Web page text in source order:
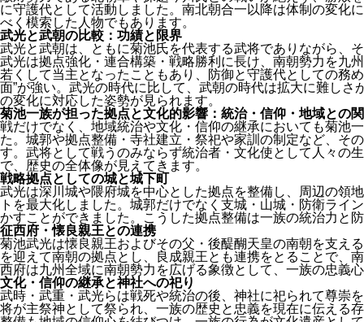
に守護代として活動しました。南北朝合一以降は体制の変化
べく模索した人物でもあります。
武光と武朝の比較：功績と限界
武光と武朝は、ともに菊池氏を代表する武将でありながら、
武光は拠点強化・連合構築・戦略勝利に長け、南朝勢力を九
若くして当主となったこともあり、防御と守護代としての務
面”が強い。武光の時代に比して、武朝の時代は拡大に難し
の変化に対応した姿勢が見られます。
菊池一族が担った拠点と文化的影響：統治・信仰・地域との
戦だけでなく、地域統治や文化・信仰の継承においても菊池
た。城郭や拠点整備・寺社建立・祭祀や家訓の制定など、そ
す。武将として戦うのみならず統治者・文化使として人々の
で、歴史の全体像が見えてきます。
戦略拠点としての城と城下町
武光は深川城や隈府城を中心とした拠点を整備し、周辺の領
トを最大化しました。城郭だけでなく支城・山城・防衛ライ
かすことができました。こうした拠点整備は一族の統治力と
征西府・懐良親王との連携
菊池武光は懐良親王およびその父・後醍醐天皇の南朝を支え
を迎えて南朝の拠点とし、良成親王とも連携をとることで、
西府は九州全域に南朝勢力を広げる象徴として、一族の忠義
文化・信仰の継承と神社への祀り
武時・武重・武光らは戦死や統治の後、神社に祀られて尊崇
将が主祭神として祭られ、一族の歴史と忠義を現在に伝える